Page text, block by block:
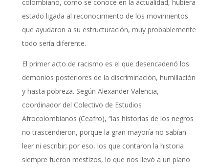
colombiano, como se conoce en la actualidad, hubiera
estado ligada al reconocimiento de los movimientos
que ayudaron a su estructuración, muy probablemente
todo sería diferente.
El primer acto de racismo es el que desencadenó los
demonios posteriores de la discriminación, humillación
y hasta pobreza. Según Alexander Valencia,
coordinador del Colectivo de Estudios
Afrocolombianos (Ceafro), “las historias de los negros
no trascendieron, porque la gran mayoría no sabían
leer ni escribir; por eso, los que contaron la historia
siempre fueron mestizos, lo que nos llevó a un plano